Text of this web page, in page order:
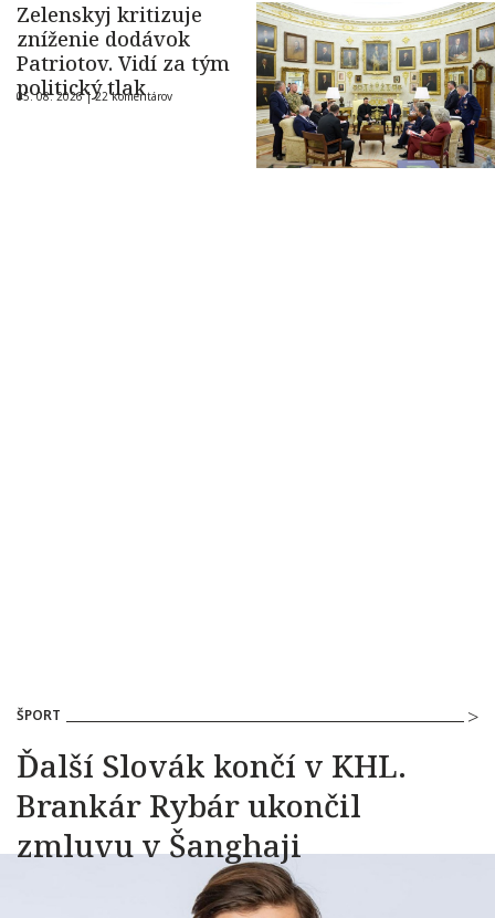
Zelenskyj kritizuje
zníženie dodávok
Patriotov. Vidí za tým
politický tlak
05. 08. 2026 |22 komentárov
ŠPORT